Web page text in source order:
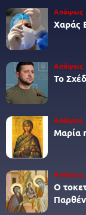
Απόψεις
Χαράς
Απόψεις
Το
Απόψεις
Μαρία
Απόψεις
Ο